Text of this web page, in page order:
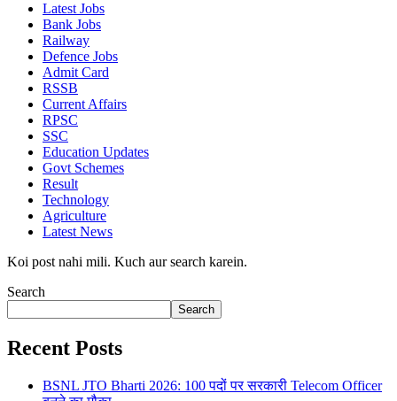
Latest Jobs
Bank Jobs
Railway
Defence Jobs
Admit Card
RSSB
Current Affairs
RPSC
SSC
Education Updates
Govt Schemes
Result
Technology
Agriculture
Latest News
Koi post nahi mili. Kuch aur search karein.
Search
Search
Recent Posts
BSNL JTO Bharti 2026: 100 पदों पर सरकारी Telecom Officer